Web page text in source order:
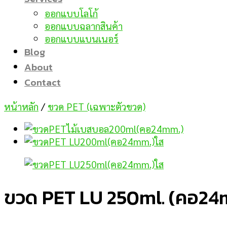
ออกแบบโลโก้
ออกแบบฉลากสินค้า
ออกแบบแบนเนอร์
Blog
About
Contact
หน้าหลัก / ขวด PET (เฉพาะตัวขวด)
ขวด PET LU 250ml. (คอ